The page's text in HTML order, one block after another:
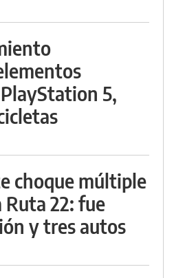
5,
choque múltiple
22: fue
y tres autos